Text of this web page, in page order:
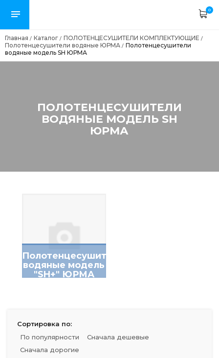
0
Главная / Каталог / ПОЛОТЕНЦЕСУШИТЕЛИ КОМПЛЕКТУЮЩИЕ /
Полотенцесушители водяные ЮРМА / Полотенцесушители
водяные модель SH ЮРМА
ПОЛОТЕНЦЕСУШИТЕЛИ
ВОДЯНЫЕ МОДЕЛЬ SH
ЮРМА
Полотенцесушители
водяные модель
"SH+" ЮРМА
Сортировка по:
По популярности
Сначала дешевые
Сначала дорогие